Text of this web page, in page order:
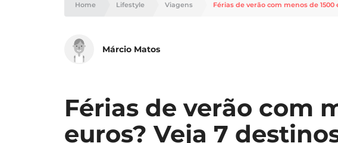
Home Lifestyle Viagens
Márcio Matos
Férias de verão com
euros? Veja 7